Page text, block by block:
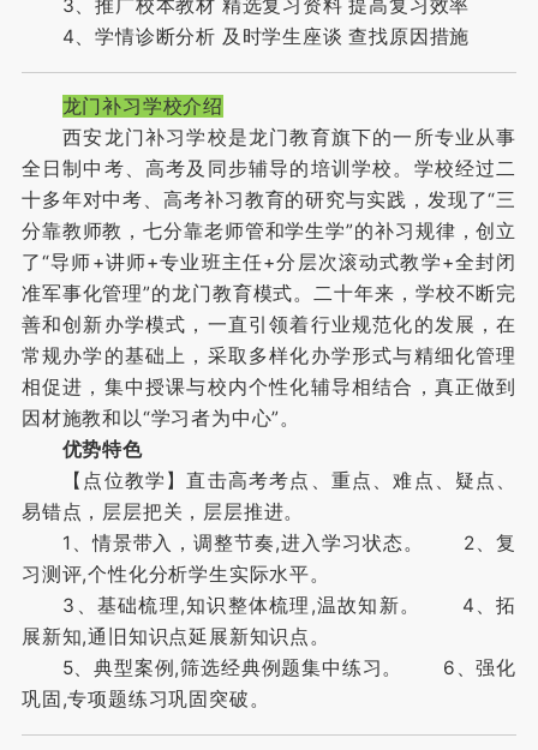
3、推广校本教材 精选复习资料 提高复习效率
4、学情诊断分析 及时学生座谈 查找原因措施
龙门补习学校介绍
西安龙门补习学校是龙门教育旗下的一所专业从事
全日制中考、高考及同步辅导的培训学校。学校经过二
十多年对中考、高考补习教育的研究与实践，发现了“三
分靠教师教，七分靠老师管和学生学”的补习规律，创立
了“导师+讲师+专业班主任+分层次滚动式教学+全封闭
准军事化管理”的龙门教育模式。二十年来，学校不断完
善和创新办学模式，一直引领着行业规范化的发展，在
常规办学的基础上，采取多样化办学形式与精细化管理
相促进，集中授课与校内个性化辅导相结合，真正做到
因材施教和以“学习者为中心”。
优势特色
【点位教学】直击高考考点、重点、难点、疑点、
易错点，层层把关，层层推进。
1、情景带入，调整节奏,进入学习状态。 2、复
习测评,个性化分析学生实际水平。
3、基础梳理,知识整体梳理,温故知新。 4、拓
展新知,通旧知识点延展新知识点。
5、典型案例,筛选经典例题集中练习。 6、强化
巩固,专项题练习巩固突破。